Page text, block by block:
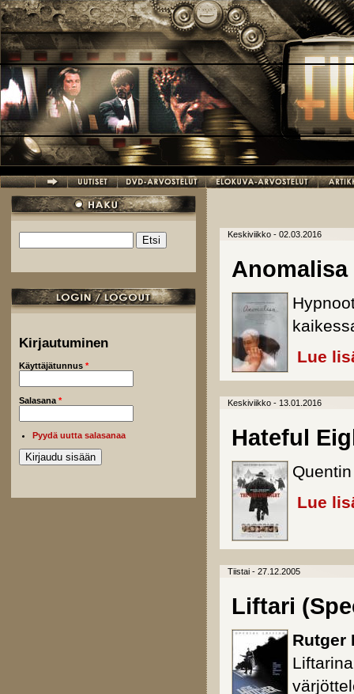
Hyppää pääsisältöön
Hakulomake
Kirjautuminen
Käyttäjätunnus *
Salasana *
Pyydä uutta salasanaa
Keskiviikko - 02.03.2016
Anomalisa
Lue
Keskiviikko - 13.01.2016
Hateful
Lue
Tiistai - 27.12.2005
Liftari
Rutger